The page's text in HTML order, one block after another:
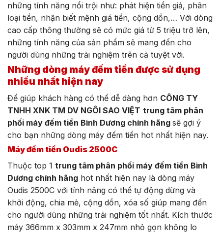
những tính năng nổi trội như: phát hiện tiền giả, phân
loại tiền, nhận biết mệnh giá tiền, cộng dồn,… Với dòng
cao cấp thông thường sẽ có mức giá từ 5 triệu trở lên,
những tính năng của sản phẩm sẽ mang đến cho
người dùng những trải nghiệm trên cả tuyệt vời.
Những dòng máy đếm tiền được sử dụng
nhiều nhất hiện nay
Để giúp khách hàng có thể dễ dàng hơn CÔNG TY
TNHH XNK TM DV NGÔI SAO VIỆT trung tâm phân
phối máy đếm tiền Bình Dương chính hãng sẽ gợi ý
cho bạn những dòng máy đếm tiền hot nhất hiện nay.
Máy đếm tiền Oudis 2500C
Thuộc top 1 trung tâm phân phối máy đếm tiền Bình
Dương chính hãng hot nhất hiện nay là dòng máy
Oudis 2500C với tính năng có thể tự động dừng và
khởi động, chia mẻ, cộng dồn, xóa số giúp mang đến
cho người dùng những trải nghiệm tốt nhất. Kích thước
máy 366mm x 303mm x 247mm nhỏ gọn không lo